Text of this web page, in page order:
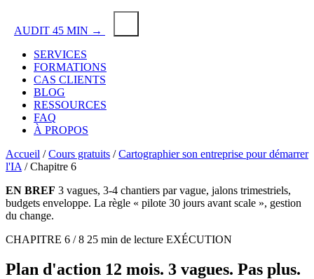
AUDIT 45 MIN →
SERVICES
FORMATIONS
CAS CLIENTS
BLOG
RESSOURCES
FAQ
À PROPOS
Accueil / Cours gratuits / Cartographier son entreprise pour démarrer
l'IA / Chapitre 6
EN BREF 3 vagues, 3-4 chantiers par vague, jalons trimestriels,
budgets enveloppe. La règle « pilote 30 jours avant scale », gestion
du change.
CHAPITRE 6 / 8 25 min de lecture EXÉCUTION
Plan d'action 12 mois. 3 vagues. Pas plus.